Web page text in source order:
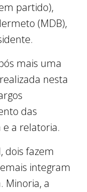
partido),
(MDB),
mais uma
nesta
das
e a relatoria.
dois fazem
integram
Minoria, a